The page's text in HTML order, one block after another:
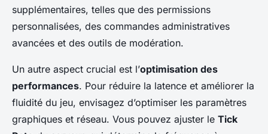
supplémentaires, telles que des permissions
personnalisées, des commandes administratives
avancées et des outils de modération.
Un autre aspect crucial est l’optimisation des
performances. Pour réduire la latence et améliorer la
fluidité du jeu, envisagez d’optimiser les paramètres
graphiques et réseau. Vous pouvez ajuster le Tick